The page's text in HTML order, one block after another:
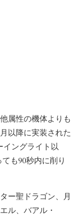
属性の機体よりも
以降に実装された
イングライト以
も90秒内に削り
ー聖ドラゴン、月
ル、バアル・